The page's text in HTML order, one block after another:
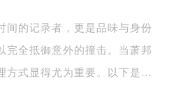
预约）
层1706室（需提前预约）
）
间的记录者，更是品味与身份
完全抵御意外的撞击。当萧邦
方式显得尤为重要。以下是